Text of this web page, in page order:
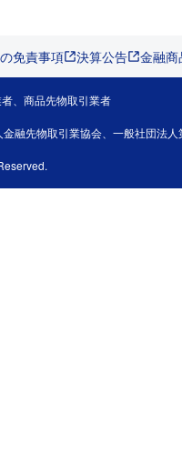
免責事項 決算公告 金融
、商品先物取引業者
融先物取引業協会、一般社団法